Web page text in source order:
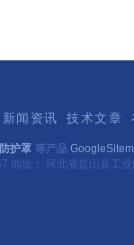
新闻资讯 技术文章
护罩 等产品
地址： 河北省盐山县工